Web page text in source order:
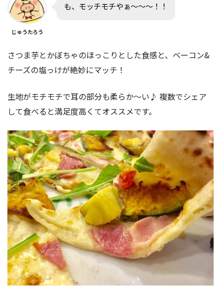
じゅうたろう
も、モッチモチやぁ〜〜〜！！
さつま芋とかぼちゃのほっこりとした食感と、ベーコン&
チーズの塩っけが絶妙にマッチ！
生地がモチモチで耳の部分も柔らか〜い♪ 複数でシェア
して食べると満足度高くてオススメです。